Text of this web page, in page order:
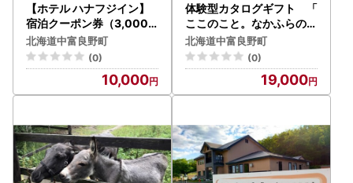
【ホテル ハナフジイン】
宿泊クーポン券（3,000
円分）【BM-001】
北海道中富良野町
(0)
10,000
体験型カタログギフト 「
ここのこと。なかふらの」
【BX-001】
北海道中富良野町
(0)
19,000